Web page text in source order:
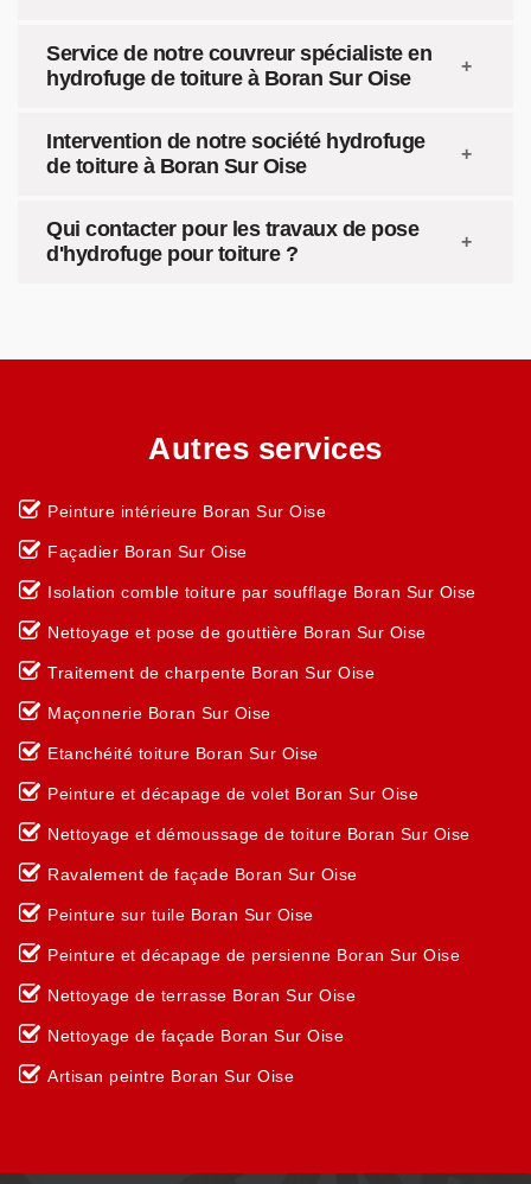
Service de notre couvreur spécialiste en
hydrofuge de toiture à Boran Sur Oise
Intervention de notre société hydrofuge
de toiture à Boran Sur Oise
Qui contacter pour les travaux de pose
d'hydrofuge pour toiture ?
Autres services
Peinture intérieure Boran Sur Oise
Façadier Boran Sur Oise
Isolation comble toiture par soufflage Boran Sur Oise
Nettoyage et pose de gouttière Boran Sur Oise
Traitement de charpente Boran Sur Oise
Maçonnerie Boran Sur Oise
Etanchéité toiture Boran Sur Oise
Peinture et décapage de volet Boran Sur Oise
Nettoyage et démoussage de toiture Boran Sur Oise
Ravalement de façade Boran Sur Oise
Peinture sur tuile Boran Sur Oise
Peinture et décapage de persienne Boran Sur Oise
Nettoyage de terrasse Boran Sur Oise
Nettoyage de façade Boran Sur Oise
Artisan peintre Boran Sur Oise